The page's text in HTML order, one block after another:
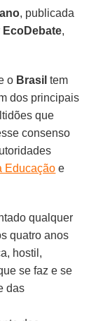
, publicada
EcoDebate,
o Brasil tem
dos principais
que
consenso
Educação e
qualquer
quatro anos
hostil,
se faz e se
das